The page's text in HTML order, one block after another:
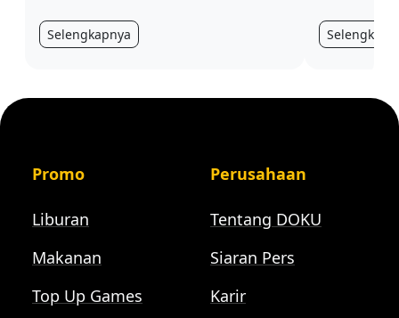
Selengkapnya
Promo
Liburan
Makanan
Top Up Games
Perusahaan
Tentang DOKU
Siaran Pers
Karir